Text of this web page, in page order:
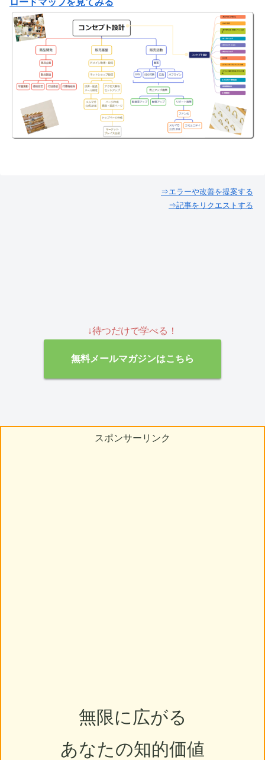
⇒エラーや改善を提案する
⇒記事をリクエストする
↓待つだけで学べる！
無料メールマガジンはこちら
スポンサーリンク
無限に広がる
あなたの知的価値